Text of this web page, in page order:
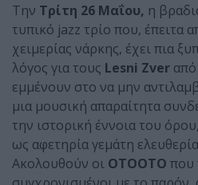
Την Τρίτη 26 Μαΐου, η
τυπικό jazz τρίο που, έπειτα
χειμερίας νάρκης, έχει πια
λόγος για τους Lesni Zver
εμμένουν στο να μην
μια μουσική απαραίτητα
την ιστορική έννοια του
ως αφετηρία γεμάτη
Ακολουθούν οι OTOOTO που